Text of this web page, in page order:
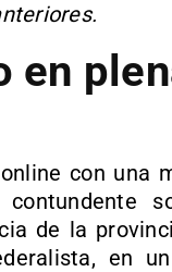
en
con una
de la
en